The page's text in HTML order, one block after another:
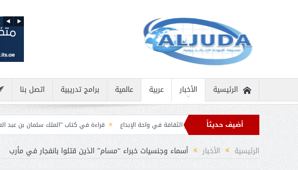
الرئيسية الأخبار عربية عالمية برامج تدريبية اتصل بنا
أضيف حديثاً نادرة ثمار الثقافة في واحة الإبداع قراءة في كتاب “الملك سلمان بن عبد العزيز في عيون
برقيات تهنئة من قادة الدول الإسلامية بمناسبة عيد الفطر
الرئيسية الأخبار أسماء وجنسيات خبراء “مسام” الذين قتلوا بانفجار في مأرب